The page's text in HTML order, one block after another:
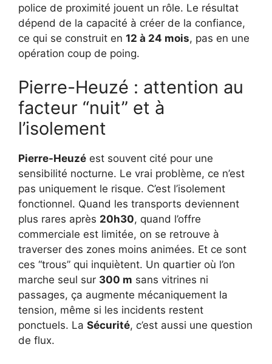
police de proximité jouent un rôle. Le résultat
dépend de la capacité à créer de la confiance,
ce qui se construit en 12 à 24 mois, pas en une
opération coup de poing.
Pierre-Heuzé : attention au
facteur “nuit” et à
l’isolement
Pierre-Heuzé est souvent cité pour une
sensibilité nocturne. Le vrai problème, ce n’est
pas uniquement le risque. C’est l’isolement
fonctionnel. Quand les transports deviennent
plus rares après 20h30, quand l’offre
commerciale est limitée, on se retrouve à
traverser des zones moins animées. Et ce sont
ces “trous” qui inquiètent. Un quartier où l’on
marche seul sur 300 m sans vitrines ni
passages, ça augmente mécaniquement la
tension, même si les incidents restent
ponctuels. La Sécurité, c’est aussi une question
de flux.